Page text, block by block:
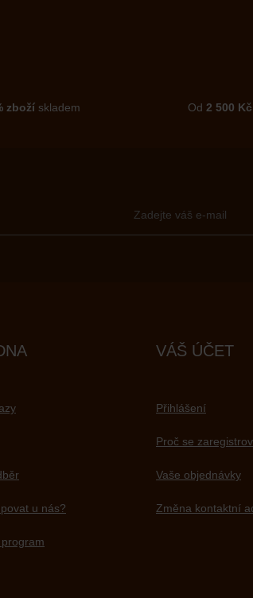
zbožískladem Od 2 500 Kč
u nás?
VÁŠ ÚČET
Přihlášení
Proč se
Vaše objednávky
Změna kontaktní